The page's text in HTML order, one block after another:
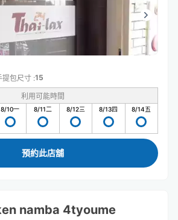
提包尺寸 :15
利用可能時間
8/10一 8/11二 8/12三 8/13四 8/14五
預約此店舖
namba 4tyoume